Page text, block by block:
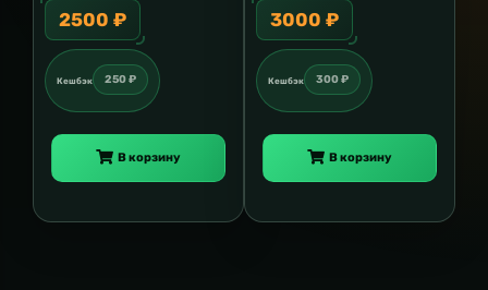
2500 ₽
Кешбэк 250 ₽
В корзину
3000 ₽
Кешбэк 300 ₽
В корзину